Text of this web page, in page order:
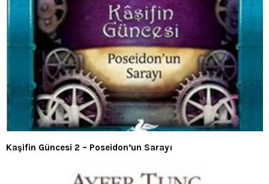
Kaşifin Güncesi 2 – Poseidon’un Sarayı